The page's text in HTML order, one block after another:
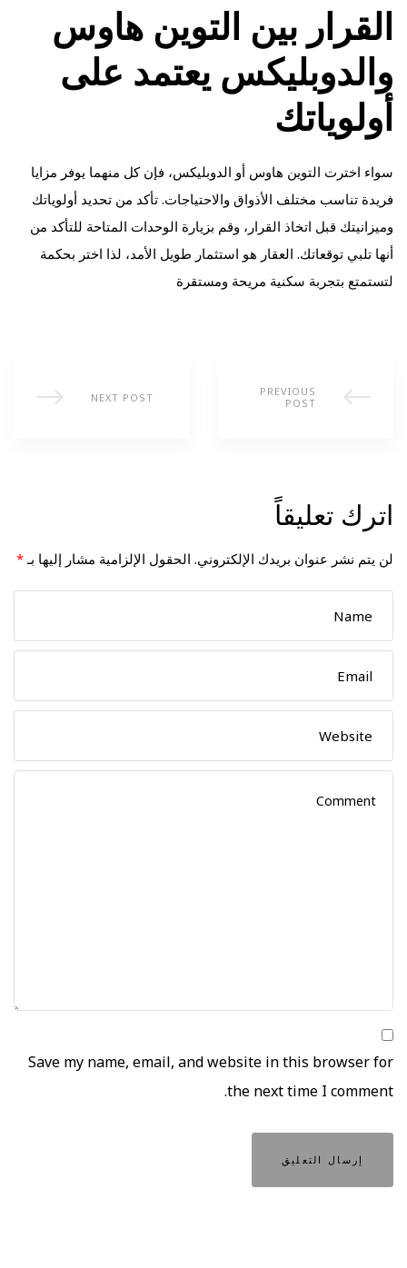
القرار بين التوين هاوس
والدوبليكس يعتمد على
أولوياتك
سواء اخترت التوين هاوس أو الدوبليكس، فإن كل منهما يوفر مزايا
فريدة تناسب مختلف الأذواق والاحتياجات. تأكد من تحديد أولوياتك
وميزانيتك قبل اتخاذ القرار، وقم بزيارة الوحدات المتاحة للتأكد من
أنها تلبي توقعاتك. العقار هو استثمار طويل الأمد، لذا اختر بحكمة
لتستمتع بتجربة سكنية مريحة ومستقرة
PREVIOUS
POST
NEXT POST
اترك تعليقاً
لن يتم نشر عنوان بريدك الإلكتروني. الحقول الإلزامية مشار إليها بـ *
Save my name, email, and website in this browser for
the next time I comment.